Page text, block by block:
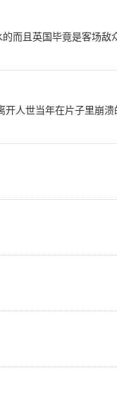
而且英国毕竟是客场
人世当年在片子里崩